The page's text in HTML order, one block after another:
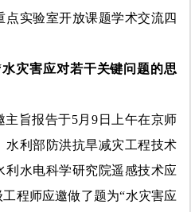
实验室开放课题学术交流四
灾害应对若干关键问题的思
主旨报告于5月9日上午在京师
水利部防洪抗旱减灾工程技术
水电科学研究院遥感技术应
程师应邀做了题为“水灾害应